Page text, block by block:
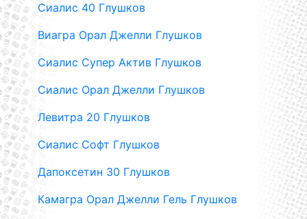
Сиалис 40 Глушков
Виагра Орал Джелли Глушков
Сиалис Супер Актив Глушков
Сиалис Орал Джелли Глушков
Левитра 20 Глушков
Сиалис Софт Глушков
Дапоксетин 30 Глушков
Камагра Орал Джелли Гель Глушков